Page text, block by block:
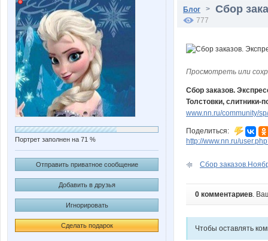
Портрет заполнен на 71 %
Отправить приватное сообщение
Добавить в друзья
Игнорировать
Сделать подарок
Блог > Сбор
777
Просмотреть или
Сбор заказов.
Толстовки,
www.nn.ru/community/
Поделиться:
http://www.nn.ru/
Сбор
0 комментариев.
Чтобы оставлять